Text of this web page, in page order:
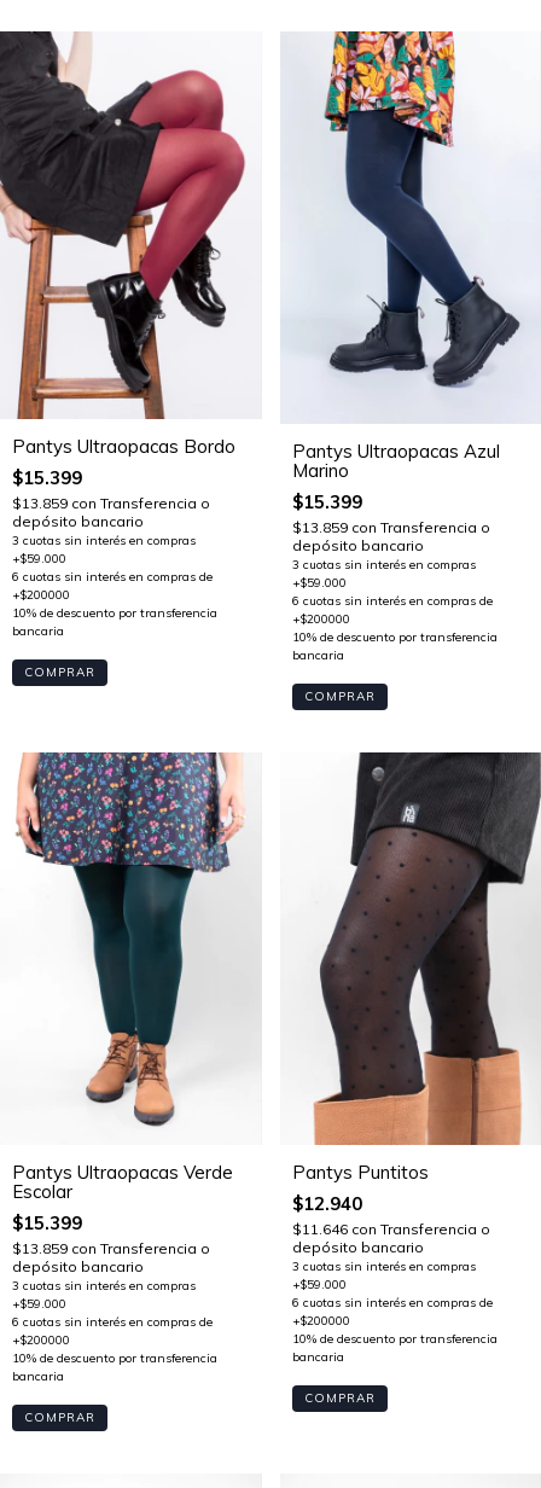
Pantys Ultraopacas Bordo
$15.399
$13.859 con Transferencia o
depósito bancario
COMPRAR
Pantys Ultraopacas Azul
Marino
$15.399
$13.859 con Transferencia o
depósito bancario
COMPRAR
Pantys Ultraopacas Verde
Escolar
$15.399
$13.859 con Transferencia o
depósito bancario
COMPRAR
Pantys Puntitos
$12.940
$11.646 con Transferencia o
depósito bancario
COMPRAR